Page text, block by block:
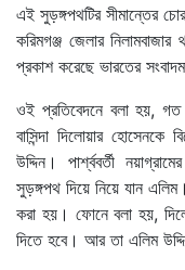
এই সুড়ঙ্গপথটির সীমান্তের
করিমগঞ্জ জেলার
প্রকাশ করেছে ভারতের
ওই প্রতিবেদনে বলা হয়, গত
বাসিন্দা দিলোয়ার হোসেনকে
উদ্দিন। পার্শ্ববর্তী
সুড়ঙ্গপথ দিয়ে নিয়ে যান
করা হয়। ফোনে বলা হয়,
দিতে হবে। আর তা এলিম